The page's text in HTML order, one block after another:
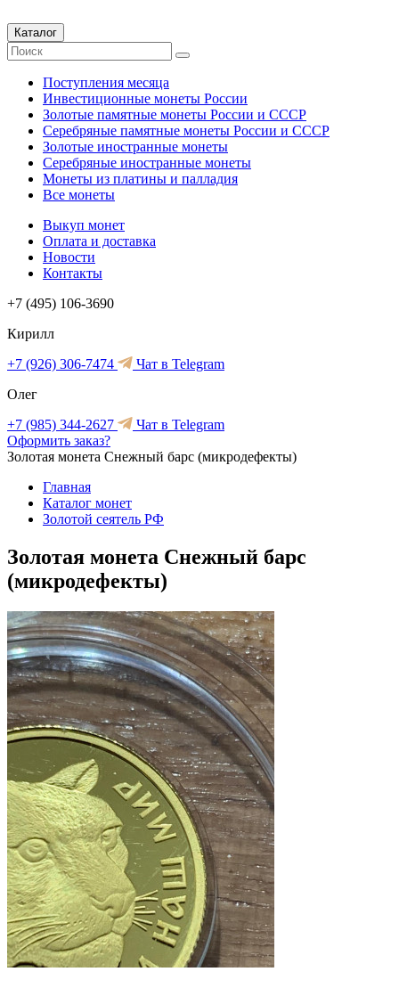
Каталог
Поступления месяца
Инвестиционные монеты России
Золотые памятные монеты России и СССР
Серебряные памятные монеты России и СССР
Золотые иностранные монеты
Серебряные иностранные монеты
Монеты из платины и палладия
Все монеты
Выкуп монет
Оплата и доставка
Новости
Контакты
+7 (495) 106-3690
Кирилл
+7 (926) 306-7474
Чат в Telegram
Олег
+7 (985) 344-2627
Чат в Telegram
Оформить заказ?
Золотая монета Снежный барс (микродефекты)
Главная
Каталог монет
Золотой сеятель РФ
Золотая монета Снежный барс
(микродефекты)